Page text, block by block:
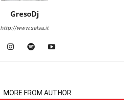
GresoDj
http://www.salsa.it
MORE FROM AUTHOR